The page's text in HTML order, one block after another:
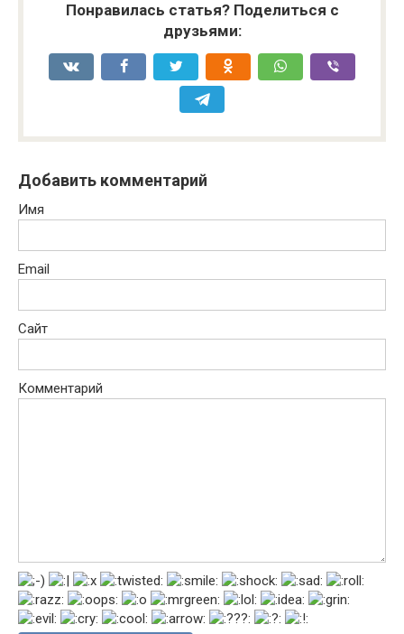
Понравилась статья? Поделиться с
друзьями:
Добавить комментарий
Имя
Email
Сайт
Комментарий